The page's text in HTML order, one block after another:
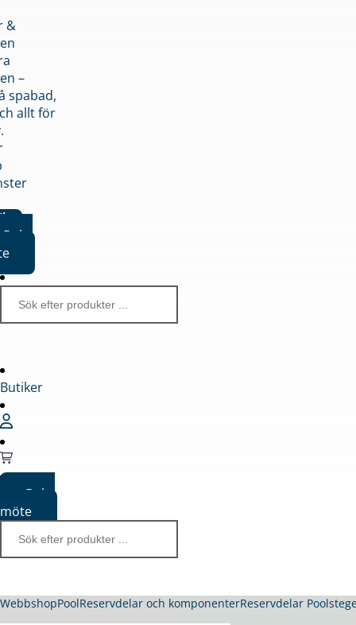
&
–
spabad,
allt för
Boka
Butiker
Boka
möte
WebbshopPoolReservdelar och komponenterReservdelar